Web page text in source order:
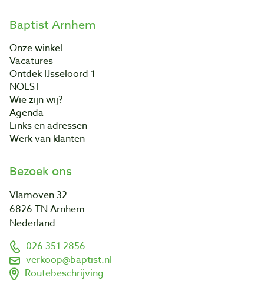
Baptist Arnhem
Onze winkel
Vacatures
Ontdek IJsseloord 1
NOEST
Wie zijn wij?
Agenda
Links en adressen
Werk van klanten
Bezoek ons
Vlamoven 32
6826 TN Arnhem
Nederland
026 351 2856
verkoop@baptist.nl
Routebeschrijving